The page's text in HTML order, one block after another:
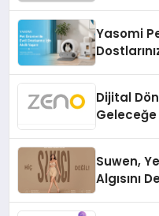
Yasomi
Dijital
Geleceğe
Suwen,
Algısını